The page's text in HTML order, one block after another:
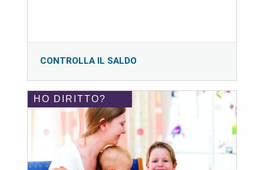
CONTROLLA IL SALDO
HO DIRITTO?